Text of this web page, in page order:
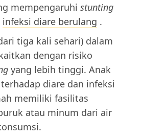
mempengaruhi stunting
infeksi diare berulang .
tiga kali sehari) dalam
dengan risiko
yang lebih tinggi. Anak
diare dan infeksi
memiliki fasilitas
atau minum dari air